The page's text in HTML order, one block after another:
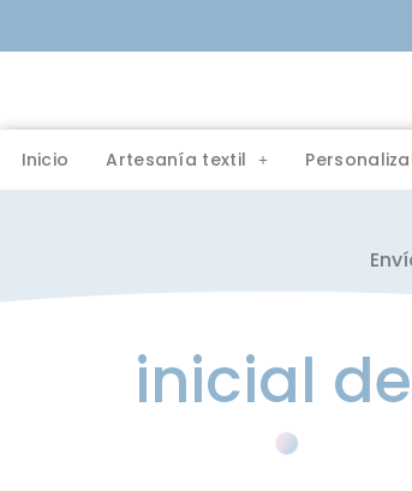
Inicio Artesanía textil
inicial